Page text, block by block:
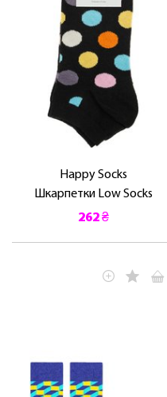
Happy Socks
Шкарпетки Low Socks
262 ₴